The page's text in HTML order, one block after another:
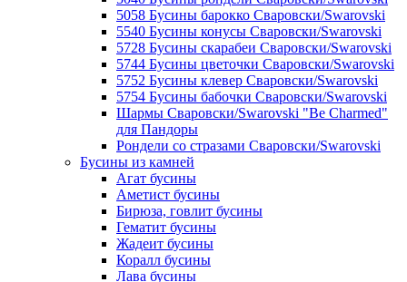
5058 Бусины барокко Сваровски/Swarovski
5540 Бусины конусы Сваровски/Swarovski
5728 Бусины скарабеи Сваровски/Swarovski
5744 Бусины цветочки Сваровски/Swarovski
5752 Бусины клевер Сваровски/Swarovski
5754 Бусины бабочки Сваровски/Swarovski
Шармы Сваровски/Swarovski "Be Charmed"
для Пандоры
Рондели со стразами Сваровски/Swarovski
Бусины из камней
Агат бусины
Аметист бусины
Бирюза, говлит бусины
Гематит бусины
Жадеит бусины
Коралл бусины
Лава бусины